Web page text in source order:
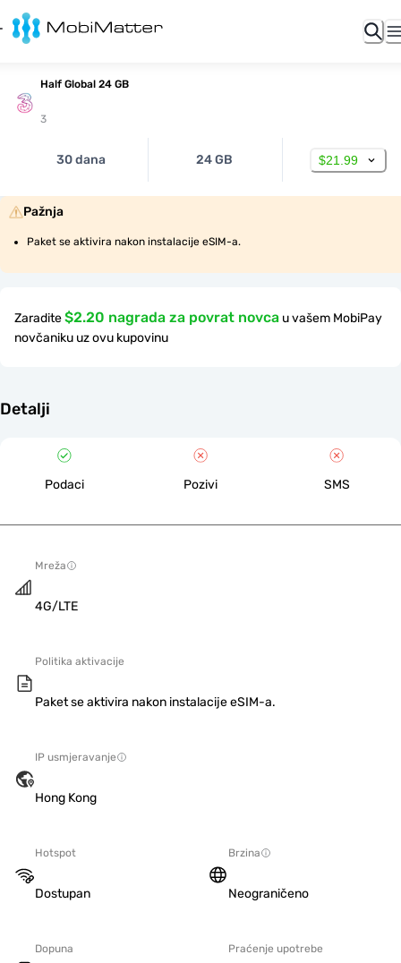
Half Global 24 GB
3
30 dana 24 GB $21.99
Pažnja
Paket se aktivira nakon instalacije eSIM-a.
Zaradite$2.20 nagrada za povrat novca u vašem MobiPay
novčaniku uz ovu kupovinu
Detalji
Podaci Pozivi SMS
Mreža
4G/LTE
Politika aktivacije
Paket se aktivira nakon instalacije eSIM-a.
IP usmjeravanje
Hong Kong
Hotspot
Dostupan
Brzina
Neograničeno
Dopuna Praćenje upotrebe